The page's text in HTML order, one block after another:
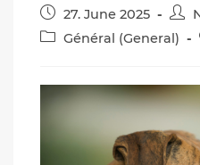
Post
published:
27. June 2025
Post
PostGénéral (General)